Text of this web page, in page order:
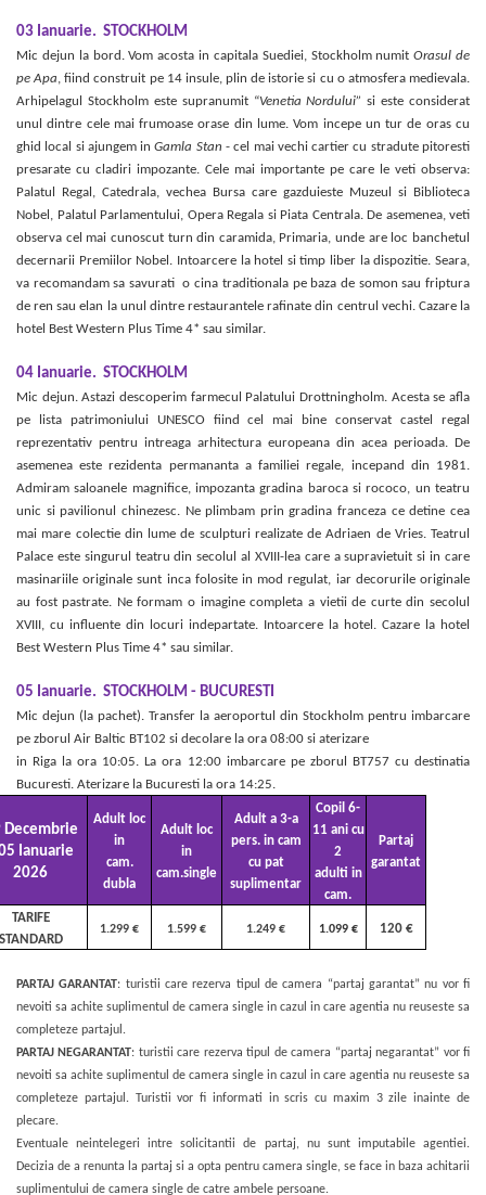
03 Ianuarie. STOCKHOLM
Mic dejun la bord. Vom acosta in capitala Suediei, Stockholm numitOrasul de
pe Apa, fiind construit pe 14 insule, plin de istorie si cu o atmosfera medievala.
Arhipelagul Stockholm este supranumit “Venetia Nordului”si este considerat
unul dintre cele mai frumoase orase din lume. Vom incepe un tur de oras cu
ghid local si ajungem inGamla Stan - cel mai vechi cartier cu stradute pitoresti
presarate cu cladiri impozante. Cele mai importante pe care le veti observa:
Palatul Regal, Catedrala, vechea Bursa care gazduieste Muzeul si Biblioteca
Nobel, Palatul Parlamentului, Opera Regala si Piata Centrala. De asemenea, veti
observa cel mai cunoscut turn din caramida, Primaria, unde are loc banchetul
decernarii Premiilor Nobel. Intoarcere la hotel si timp liber la dispozitie. Seara,
va recomandam sa savurati o cina traditionala pe baza de somon sau friptura
de ren sau elan la unul dintre restaurantele rafinate din centrul vechi. Cazare la
hotel Best Western Plus Time 4* sau similar.
04 Ianuarie. STOCKHOLM
Mic dejun. Astazi descoperim farmecul Palatului Drottningholm. Acesta se afla
pe lista patrimoniului UNESCO fiind cel mai bine conservat castel regal
reprezentativ pentru intreaga arhitectura europeana din acea perioada. De
asemenea este rezidenta permananta a familiei regale, incepand din 1981.
Admiram saloanele magnifice, impozanta gradina baroca si rococo, un teatru
unic si pavilionul chinezesc. Ne plimbam prin gradina franceza ce detine cea
mai mare colectie din lume de sculpturi realizate de Adriaen de Vries. Teatrul
Palace este singurul teatru din secolul al XVIII-lea care a supravietuit si in care
masinariile originale sunt inca folosite in mod regulat, iar decorurile originale
au fost pastrate. Ne formam o imagine completa a vietii de curte din secolul
XVIII, cu influente din locuri indepartate. Intoarcere la hotel. Cazare la hotel
Best Western Plus Time 4* sau similar.
05 Ianuarie. STOCKHOLM - BUCURESTI
Mic dejun (la pachet). Transfer la aeroportul din Stockholm pentru imbarcare
pe zborul Air Baltic BT102 si decolare la ora 08:00 si aterizare
in Riga la ora 10:05. La ora 12:00 imbarcare pe zborul BT757 cu destinatia
Bucuresti. Aterizare la Bucuresti la ora 14:25.
Decembrie
Ianuarie
2026
Adult loc
in
cam.
dubla
Adult loc
in
cam.single
Adult a 3-a
pers. in cam
cu pat
suplimentar
Copil 6-
11 ani cu
2
adulti in
cam.
Partaj
garantat
TARIFE
1.299 € 1.599 € 1.249 € 1.099 € 120 €
PARTAJ GARANTAT: turistii care rezerva tipul de camera “partaj garantat” nu vor fi
nevoiti sa achite suplimentul de camera single in cazul in care agentia nu reuseste sa
completeze partajul.
PARTAJ NEGARANTAT: turistii care rezerva tipul de camera “partaj negarantat” vor fi
nevoiti sa achite suplimentul de camera single in cazul in care agentia nu reuseste sa
completeze partajul. Turistii vor fi informati in scris cu maxim 3 zile inainte de
plecare.
Eventuale neintelegeri intre solicitantii de partaj, nu sunt imputabile agentiei.
Decizia de a renunta la partaj si a opta pentru camera single, se face in baza achitarii
suplimentului de camera single de catre ambele persoane.